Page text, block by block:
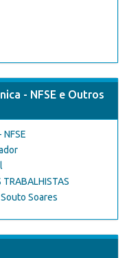
- NFSE e Outros
TRABALHISTAS
Soares